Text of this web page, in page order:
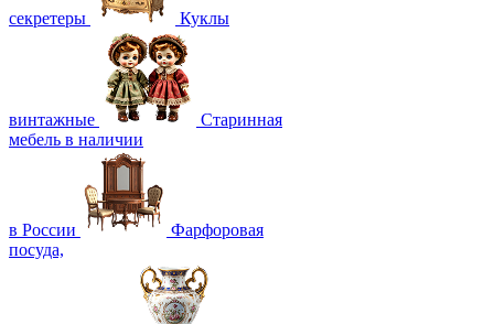
секретеры Куклы
винтажные
Старинная
мебель в наличии
в России
Фарфоровая
посуда,